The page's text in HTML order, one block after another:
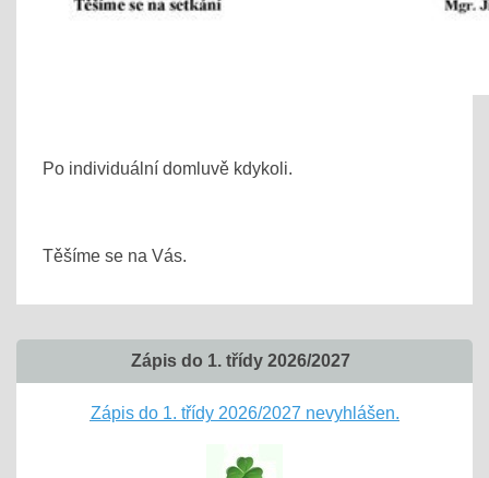
Po individuální domluvě kdykoli.
Těšíme se na Vás.
Zápis do 1. třídy 2026/2027
Zápis do 1. třídy 2026/2027 nevyhlášen.